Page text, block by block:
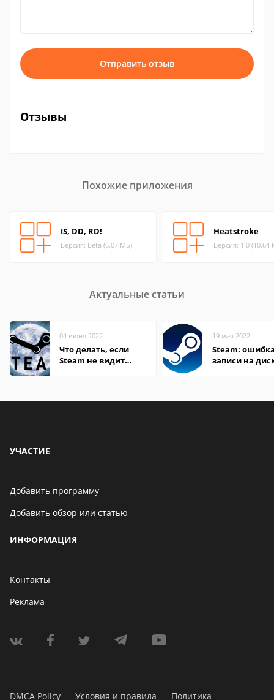
Отправить отзыв
Отзывы
Похожие приложения
IS, DD, RD!
Версия: Beta (6.07 МБ)
Heatstroke
Версия: 1.0 (10.64
Актуальные статьи
04 июня 2022
Что делать, если
Steam не видит
19 мая 2022
Steam:
записи на
УЧАСТИЕ
Добавить программу
Добавить обзор или статью
ИНФОРМАЦИЯ
Контакты
Реклама
DMCA Policy Условия и правила Политика